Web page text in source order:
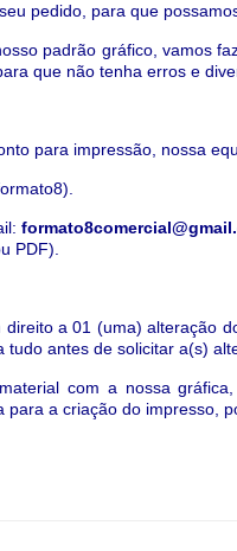
pedido, para que
padrão gráfico, vamos
que não tenha erros e
para impressão, nossa
PDF).
direito a 01 (uma) alteração
antes de solicitar a(s)
com a nossa
a criação do impresso,